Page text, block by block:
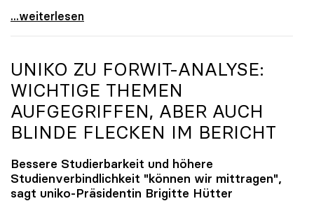
uniko zu Budgetverhandlungen: Universitäten sind
...weiterlesen
UNIKO ZU FORWIT-ANALYSE:
WICHTIGE THEMEN
AUFGEGRIFFEN, ABER AUCH
BLINDE FLECKEN IM BERICHT
Bessere Studierbarkeit und höhere
Studienverbindlichkeit "können wir mittragen",
sagt uniko-Präsidentin Brigitte Hütter